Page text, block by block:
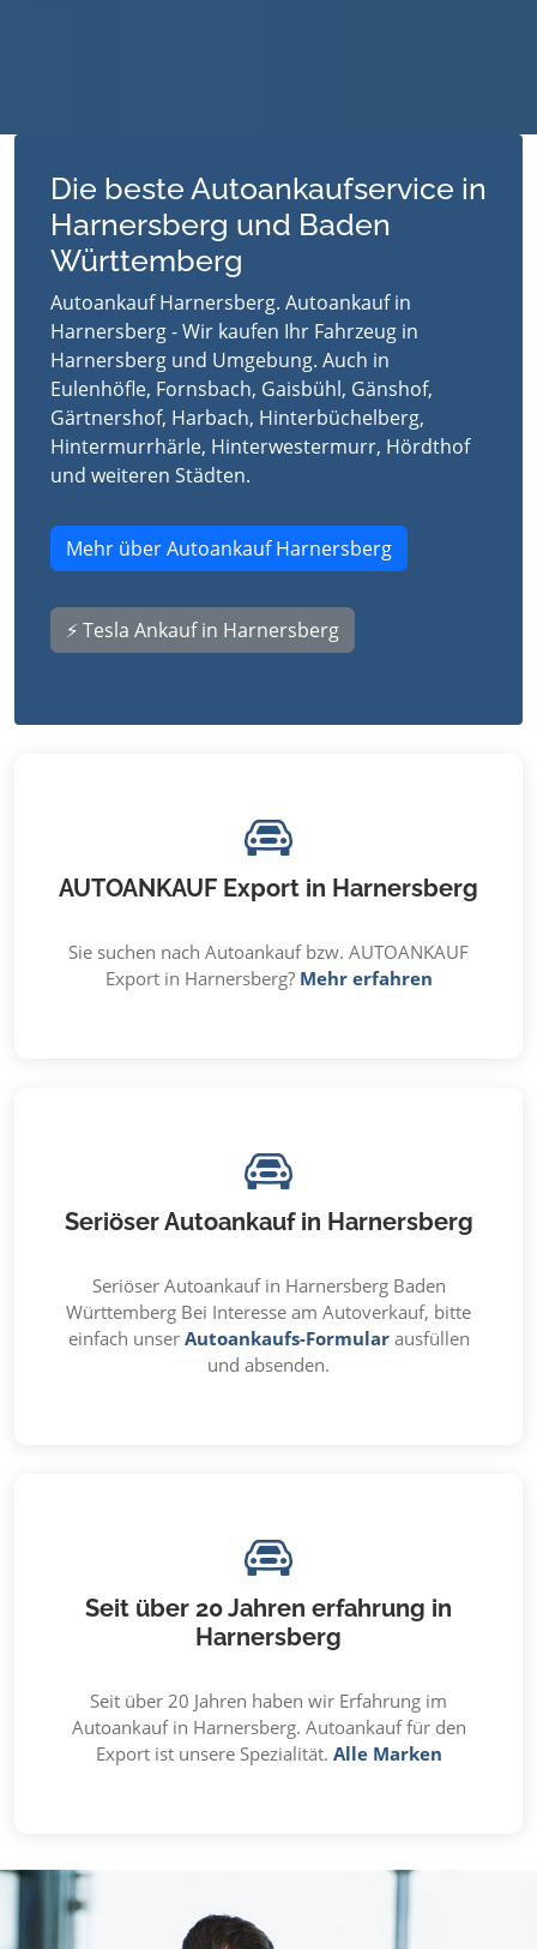
Die beste Autoankaufservice in
Harnersberg und Baden
Württemberg
Autoankauf Harnersberg. Autoankauf in
Harnersberg - Wir kaufen Ihr Fahrzeug in
Harnersberg und Umgebung. Auch in
Eulenhöfle, Fornsbach, Gaisbühl, Gänshof,
Gärtnershof, Harbach, Hinterbüchelberg,
Hintermurrhärle, Hinterwestermurr, Hördthof
und weiteren Städten.
Mehr über Autoankauf Harnersberg
⚡ Tesla Ankauf in Harnersberg
AUTOANKAUF Export in Harnersberg
Sie suchen nach Autoankauf bzw. AUTOANKAUF
Export in Harnersberg? Mehr erfahren
Seriöser Autoankauf in Harnersberg
Seriöser Autoankauf in Harnersberg Baden
Württemberg Bei Interesse am Autoverkauf, bitte
einfach unser Autoankaufs-Formularausfüllen
und absenden.
Seit über 20 Jahren erfahrung in
Harnersberg
Seit über 20 Jahren haben wir Erfahrung im
Autoankauf in Harnersberg. Autoankauf für den
Export ist unsere Spezialität. Alle Marken